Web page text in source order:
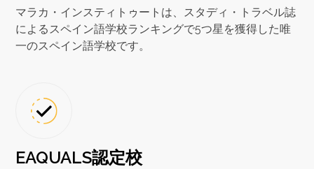
マラカ・インスティトゥートは、スタディ・トラベル誌
によるスペイン語学校ランキングで5つ星を獲得した唯
一のスペイン語学校です。
EAQUALS認定校